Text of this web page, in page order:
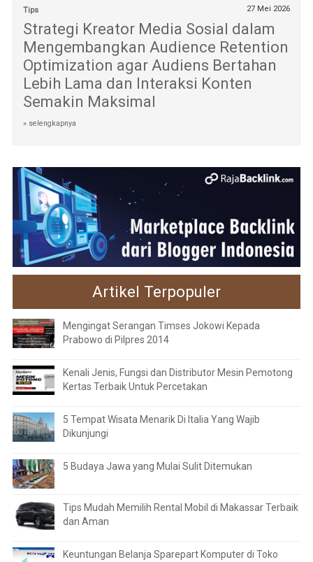
Tips 27 Mei 2026
Strategi Kreator Media Sosial dalam
Mengembangkan Audience Retention
Optimization agar Audiens Bertahan
Lebih Lama dan Interaksi Konten
Semakin Maksimal
» selengkapnya
Artikel Terpopuler
Mengingat Serangan Timses Jokowi Kepada
Prabowo di Pilpres 2014
Kenali Jenis, Fungsi dan Distributor Mesin Pemotong
Kertas Terbaik Untuk Percetakan
5 Tempat Wisata Menarik Di Italia Yang Wajib
Dikunjungi
5 Budaya Jawa yang Mulai Sulit Ditemukan
Tips Mudah Memilih Rental Mobil di Makassar Terbaik
dan Aman
Keuntungan Belanja Sparepart Komputer di Toko